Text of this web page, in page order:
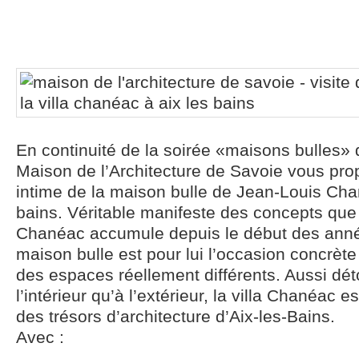
En continuité de la soirée «maisons bulles»
Maison de l’Architecture de Savoie vous
intime de la maison bulle de Jean-Louis
bains. Véritable manifeste des concepts
Chanéac accumule depuis le début des
maison bulle est pour lui l’occasion
des espaces réellement différents. Aussi
l’intérieur qu’à l’extérieur, la villa Chanéac
des trésors d’architecture d’Aix-les-Bains.
Avec :